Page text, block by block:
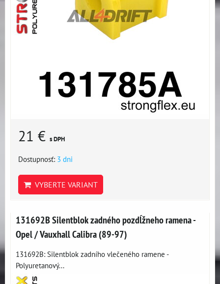
21 € s DPH
Dostupnosť: 3 dni
VYBERTE VARIANT
131692B Silentblok zadného pozdĺžneho ramena -
Opel / Vauxhall Calibra (89-97)
131692B: Silentblok zadního vlečeného ramene -
Polyuretanový...